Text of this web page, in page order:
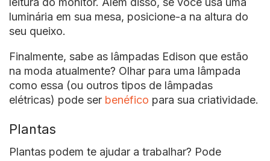
luminária em sua mesa, posicione-a na altura do
seu queixo.
Finalmente, sabe as lâmpadas Edison que estão
na moda atualmente? Olhar para uma lâmpada
como essa (ou outros tipos de lâmpadas
elétricas) pode ser benéfico para sua criatividade.
Plantas
Plantas podem te ajudar a trabalhar? Pode